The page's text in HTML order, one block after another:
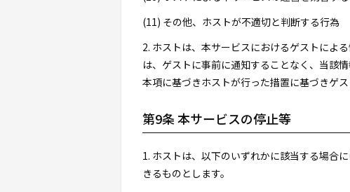
(11) その他、ホストが不適切と判断する行為
2. ホストは、本サービスにおけるゲストによ
は、ゲストに事前に通知することなく、当該
本項に基づきホストが行った措置に基づきゲ
第9条 本サービスの停止等
1. ホストは、以下のいずれかに該当する場合
きるものとします。